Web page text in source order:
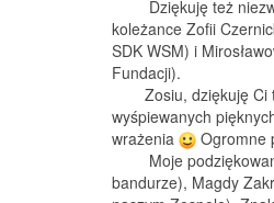
Dziękuję też
koleżance Zofii
SDK WSM) i
Fundacji).
Zosiu, dziękuję Ci
wyśpiewanych
wrażenia
Ogromne
Moje
bandurze), Magdy